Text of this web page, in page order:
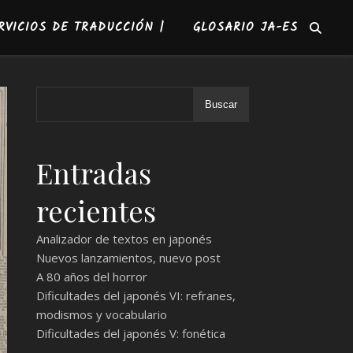
DE TRADUCCIÓN | GLOSARIO JA-ES
Buscar
Entradas
recientes
Analizador de textos en japonés
Nuevos lanzamientos, nuevo post
A 80 años del horror
Dificultades del japonés VI: refranes,
modismos y vocabulario
Dificultades del japonés V: fonética